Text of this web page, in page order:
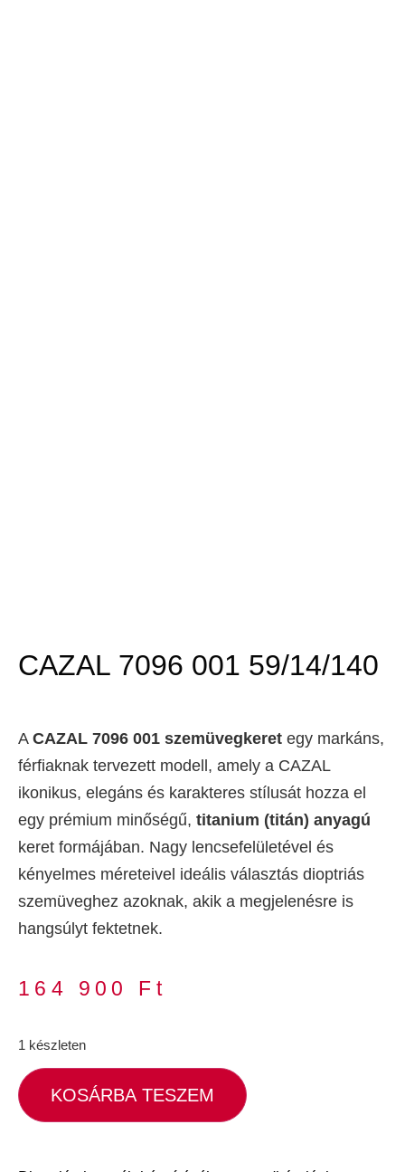
CAZAL 7096 001 59/14/140
A CAZAL 7096 001 szemüvegkeret egy markáns,
férfiaknak tervezett modell, amely a CAZAL
ikonikus, elegáns és karakteres stílusát hozza el
egy prémium minőségű, titanium (titán) anyagú
keret formájában. Nagy lencsefelületével és
kényelmes méreteivel ideális választás dioptriás
szemüveghez azoknak, akik a megjelenésre is
hangsúlyt fektetnek.
164 900 Ft
1 készleten
KOSÁRBA TESZEM